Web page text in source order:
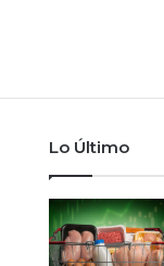
Lo Último